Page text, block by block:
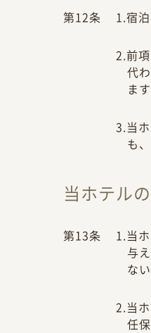
第12条 1.宿
2.前
代
ます
3.当
も
当ホテル
第13条
1.当
与
な
2.当
任